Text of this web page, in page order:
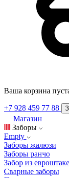
Ваша корзина
+7 928 459 77 88
Магазин
Заборы
Empty
Заборы жалюзи
Заборы ранчо
Забор из
Сварные заборы